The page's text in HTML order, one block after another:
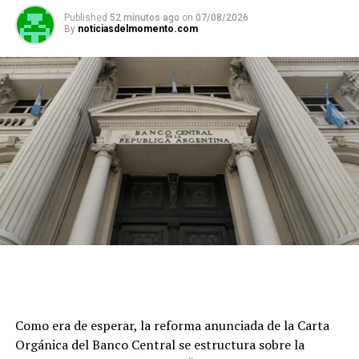
servicios de practicaje y pilotaje
para el servicio de practicaje o pilotaje
Según los datos del Ministerio de Desregulación, el
practicaje argentino se encuentra entre los más caros del
Published 52 minutos ago on 07/08/2026
By noticiasdelmomento.com
Como era de esperar, la reforma anunciada de la Carta
Orgánica del Banco Central se estructura sobre la